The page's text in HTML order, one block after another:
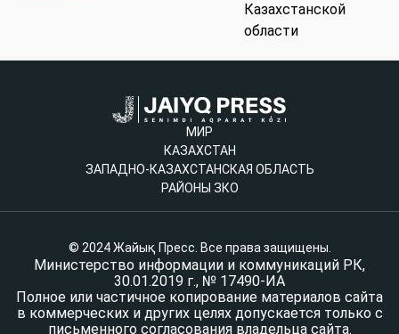
Казахстанской
области
МИР
КАЗАХСТАН
ЗАПАДНО-КАЗАХСТАНСКАЯ ОБЛАСТЬ
РАЙОНЫ ЗКО
© 2024 Жайық Пресс. Все права защищены.
Министерство информации и коммуникаций РК,
30.01.2019 г., № 17490-ИА
Полное или частичное копирование материалов сайта
в коммерческих и других целях допускается только с
письменного согласования владельца сайта.